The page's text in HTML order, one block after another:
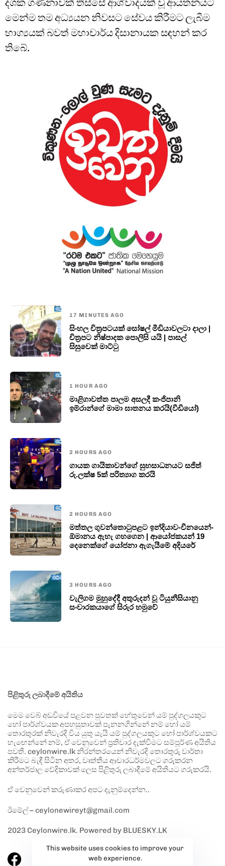
දශක ගණනාවක් තිස්සේ ආශ්වාදයක් වූ ආයතනයට
මෙන්ම තම අධ්‍යයන නිවසට සේවය කිරීමට ලැබීම
භාග්‍යයක් බවත් මහාචාර්ය දිසානායක සඳහන් කර
තිබේ.
17 MINUTES AGO
සිංහල චිත්‍රපටයක් සෝෂල් මීඩියාවලටා දාලා |
චිත්‍රපට නිෂ්පාදක පොලිසි යයි | පාසල්
සිසුවෙක් මාට්ටු
1 HOUR AGO
මාළිගාවත්ත පාලම අසලදී කංජිපානි
ඉම්රාන්ගේ මාමා ඝාතනය කරයි(වීඩියෝ)
2 HOURS AGO
ගායක ගායිකාවන්ගේ සුභසාධනයට සජිත්
රු.ලක්ෂ 5ක් පරිත්‍යාග කරයි
2 HOURS AGO
මත්තල ගුවන්තොටුපළට ඉන්දියාව-චීනයෙන්-
ඕමානය ඇහැ ගහගෙන | ආයෝජකයන් 19
දෙනෙක්ගේ යෝජනා ඇගැයීමේ අදියරේ
3 HOURS AGO
වැලිගම මුහුදේදී අතුරුදන් වූ ටියුනීසියානු
සංචාරකයාගේ සිරුර හමුවේ
පිළිතුරු ලබාදීමේ අයිතිය
මෙම වෙබ් අඩවියේ පළවන පුවතක් හේතුවෙන් යම් පුද්ගලයකුට
හෝ පාර්ශ්වයක අපහසුතාවක් පැනනගින්නේ නම් හෝ යම්
තොරතුරක් නිවැරදි විය යුතු යැයි යම් පුද්ගලයකුට හෝ පාර්ශ්වයකට
හැඟෙන්නේ නම්, ඒ වෙනුවෙන් ප්‍රතිචාර දැක්වීමට සම්පූර්ණ අයිතිය
පවතී. ceylonwire.lk නිරන්තරයෙන් නිවැරදි තොරතුරු වාර්තා
කිරීමට බැඳී සිටින අතර, වෘත්තීය ආචාරධර්මවලට ගරුකරන
අන්තර්ජාල වේදිකාවක් ලෙස පිළිතුරු ලබාදීමේ අයිතියට ගරුකරයි.
ඒ වෙනුවෙන් කරුණාකර අපට දැනුම්දෙන්න..
ඊමේල් – ceylonewireyt@gmail.com
2023 Ceylonwire.lk. Powered by BLUESKY.LK
This website uses cookies to improve your
web experience.